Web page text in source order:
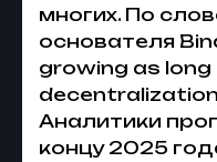
многих. По
основателя
growing as long
Аналитики
концу 2025